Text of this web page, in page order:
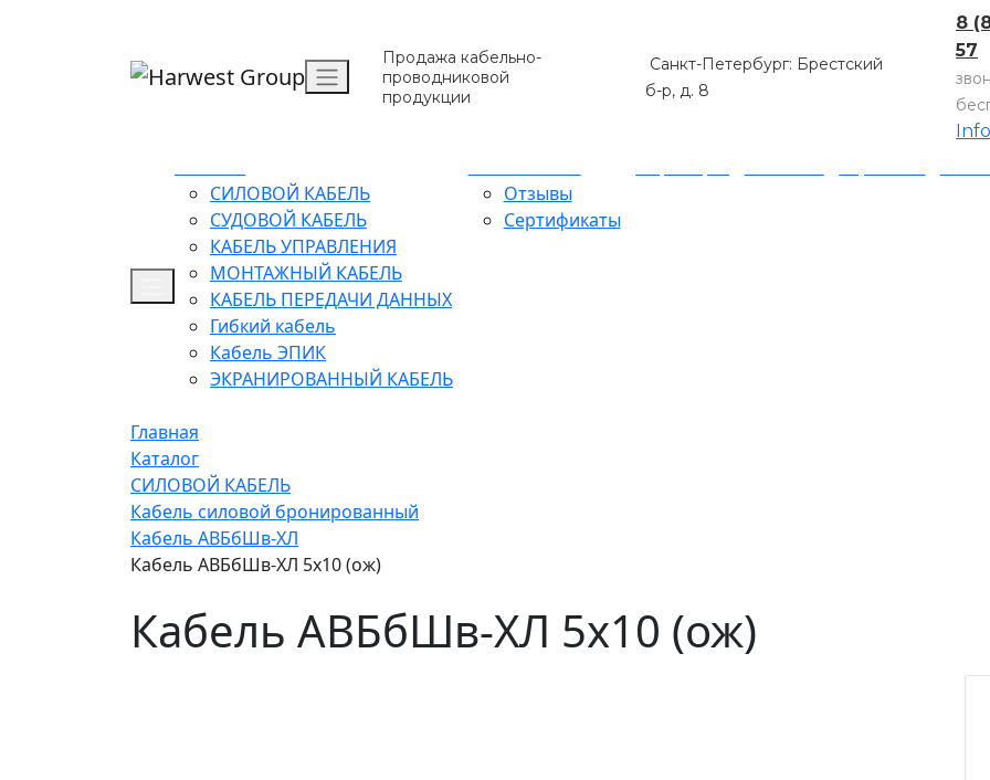
Продажа кабельно-
проводниковой
продукции
Санкт-Петербург: Брестский
б-р, д. 8
8
57
СИЛОВОЙ КАБЕЛЬ
СУДОВОЙ КАБЕЛЬ
КАБЕЛЬ УПРАВЛЕНИЯ
МОНТАЖНЫЙ КАБЕЛЬ
КАБЕЛЬ ПЕРЕДАЧИ ДАННЫХ
Гибкий кабель
Кабель ЭПИК
ЭКРАНИРОВАННЫЙ КАБЕЛЬ
Отзывы
Сертификаты
Главная
Каталог
СИЛОВОЙ КАБЕЛЬ
Кабель силовой бронированный
Кабель АВБбШв-ХЛ
Кабель АВБбШв-ХЛ 5х10 (ож)
Кабель АВБбШв-ХЛ 5х10 (ож)